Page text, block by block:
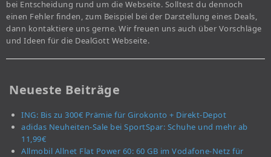
bei Entscheidung rund um die Webseite. Solltest du dennoch
einen Fehler finden, zum Beispiel bei der Darstellung eines Deals,
dann kontaktiere uns gerne. Wir freuen uns auch über Vorschläge
und Ideen für die DealGott Webseite.
Neueste Beiträge
ING: Bis zu 300€ Prämie für Girokonto + Direkt-Depot
adidas Neuheiten-Sale bei SportSpar: Schuhe und mehr ab
11,99€
Allmobil Allnet Flat Power 60: 60 GB im Vodafone-Netz für